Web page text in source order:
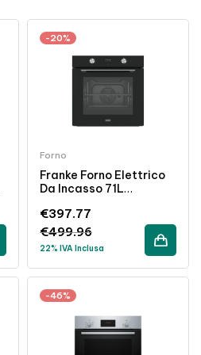
-20%
Forno
Franke Forno Elettrico
Da Incasso 71L
Classe A Nero 60cm
€499.96
€397.77
22% IVA Inclusa
-46%